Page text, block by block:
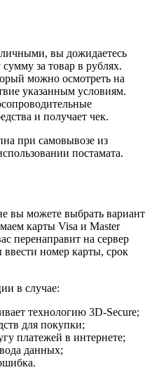
вы дожидаетесь
за товар в рублях.
можно осмотреть на
указанным условиям.
и получает чек.
при самовывозе из
постамата.
вы можете выбрать вариант
карты Visa и Master
перенаправит на сервер
номер карты, срок
в случае:
технологию 3D-Secure;
для покупки;
платежей в интернете;
данных;